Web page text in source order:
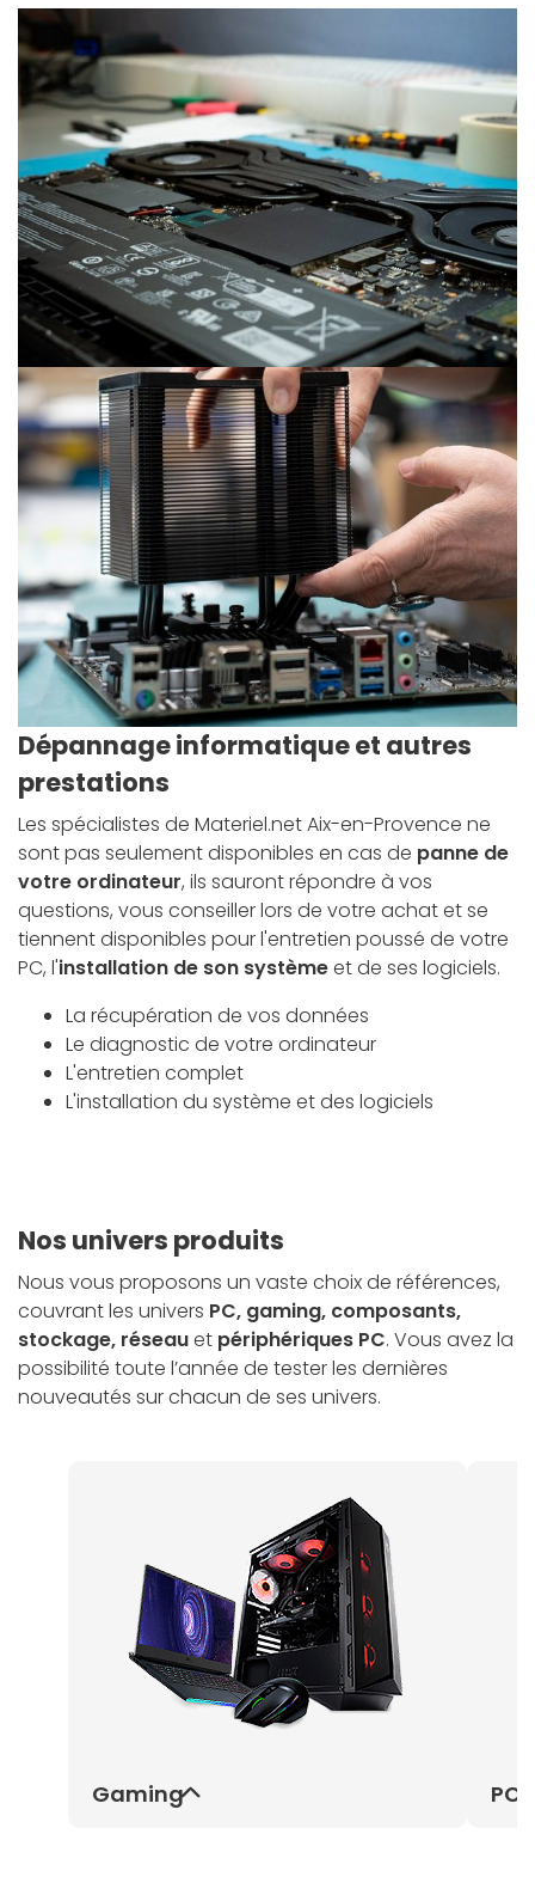
Dépannage informatique et autres
prestations
Les spécialistes de Materiel.net Aix-en-Provence ne
sont pas seulement disponibles en cas de panne de
votre ordinateur, ils sauront répondre à vos
questions, vous conseiller lors de votre achat et se
tiennent disponibles pour l'entretien poussé de votre
PC, l'installation de son systèmeet de ses logiciels.
La récupération de vos données
Le diagnostic de votre ordinateur
L'entretien complet
L'installation du système et des logiciels
Nos univers produits
Nous vous proposons un vaste choix de références,
couvrant les univers PC, gaming, composants,
stockage, réseauet périphériques PC. Vous avez la
possibilité toute l’année de tester les dernières
nouveautés sur chacun de ses univers.
Gaming PC